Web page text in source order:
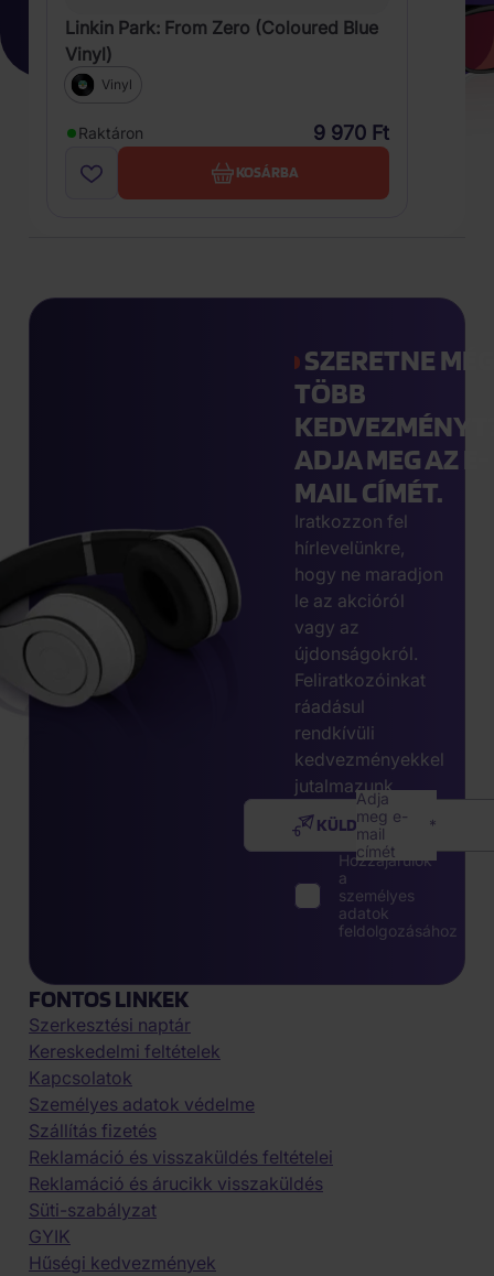
Linkin Park: From Zero (Coloured Blue
Vinyl)
Vinyl
Raktáron 9 970 Ft
KOSÁRBA
SZERETNE MÉG
TÖBB
ADJA MEG AZ E-
MAIL CÍMÉT.
Iratkozzon fel
hírlevelünkre,
hogy ne maradjon
le az akcióról
vagy az
újdonságokról.
Feliratkozóinkat
ráadásul
rendkívüli
kedvezményekkel
jutalmazunk.
Adja
meg e-
mail
címét
KÜLDÉS
Hozzájárulok
a
személyes
adatok
feldolgozásához
FONTOS LINKEK
Szerkesztési naptár
Kereskedelmi feltételek
Kapcsolatok
Személyes adatok védelme
Szállítás fizetés
Reklamáció és visszaküldés feltételei
Reklamáció és árucikk visszaküldés
Süti-szabályzat
GYIK
Hűségi kedvezmények